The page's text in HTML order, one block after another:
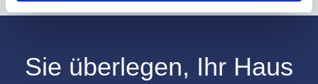
Sie überlegen, Ihr Haus